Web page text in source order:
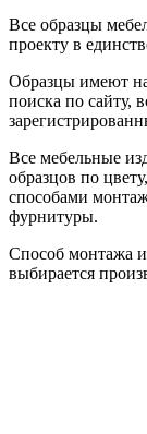
Все образцы
проекту в
Образцы имеют
поиска по сайту,
Все мебельные
образцов по
способами
фурнитуры.
Способ монтажа
выбирается